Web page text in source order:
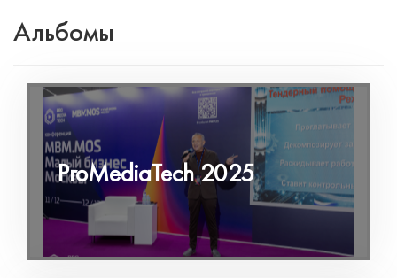
Альбомы
ProMediaTech 2025